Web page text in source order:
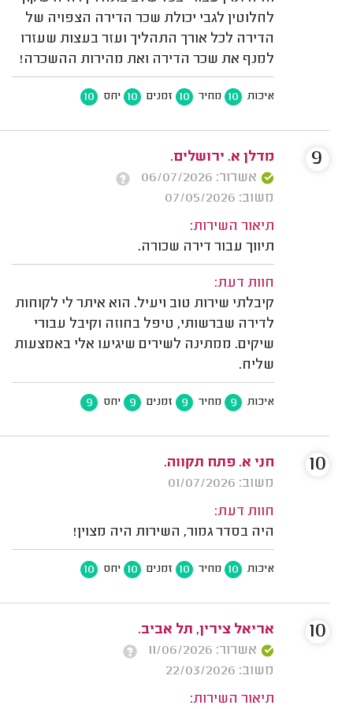
לחלוטין לגבי יכולת שכר הדירה הצפויה של
הדירה לכל אורך התהליך ועזר בעצות שעזרו
למנף את שכר הדירה ואת מהירות ההשכרה!
איכות 10 מחיר 10 זמנים 10 יחס 10
מדלן א. ירושלים.
אשרור: 06/07/2026
משוב: 07/05/2026
תיאור השירות:
תיווך עבור דירה שכורה.
חוות דעת:
קיבלתי שירות טוב ויעיל. הוא איתר לי לקוחות
לדירה שברשותי, טיפל בחוזה וקיבל עבורי
שיקים. ממתינה לשירים שיגיעו אלי באמצעות
שליח.
איכות 9 מחיר 9 זמנים 9 יחס 9
9
חני א. פתח תקווה.
משוב: 01/07/2026
חוות דעת:
היה בסדר גמור, השירות היה מצוין!
איכות 10 מחיר 10 זמנים 10 יחס 10
10
אריאל צירין, תל אביב.
אשרור: 11/06/2026
משוב: 22/03/2026
תיאור השירות:
10